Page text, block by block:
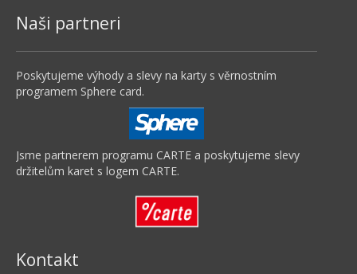
Naši partneri
Poskytujeme výhody a slevy na karty s věrnostním
programem Sphere card.
Jsme partnerem programu CARTE a poskytujeme slevy
držitelům karet s logem CARTE.
Kontakt